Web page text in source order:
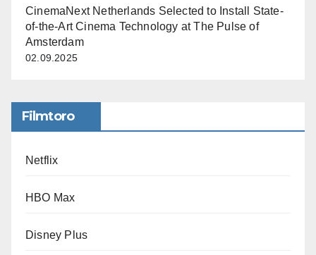
CinemaNext Netherlands Selected to Install State-
of-the-Art Cinema Technology at The Pulse of
Amsterdam
02.09.2025
Filmtoro
Netflix
HBO Max
Disney Plus